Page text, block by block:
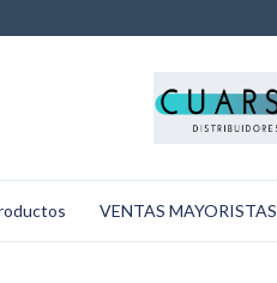
VENTAS MAYORISTAS